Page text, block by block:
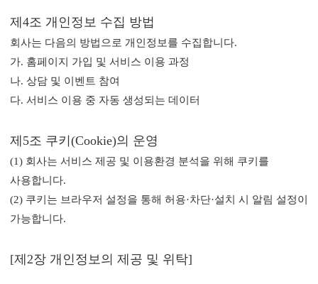
제4조 개인정보 수집 방법
회사는 다음의 방법으로 개인정보를 수집합니다.
가. 홈페이지 가입 및 서비스 이용 과정
나. 상담 및 이벤트 참여
다. 서비스 이용 중 자동 생성되는 데이터
제5조 쿠키(Cookie)의 운영
(1) 회사는 서비스 제공 및 이용환경 분석을 위해 쿠키를
사용합니다.
(2) 쿠키는 브라우저 설정을 통해 허용·차단·설치 시 알림 설정이
가능합니다.
[제2장 개인정보의 제공 및 위탁]